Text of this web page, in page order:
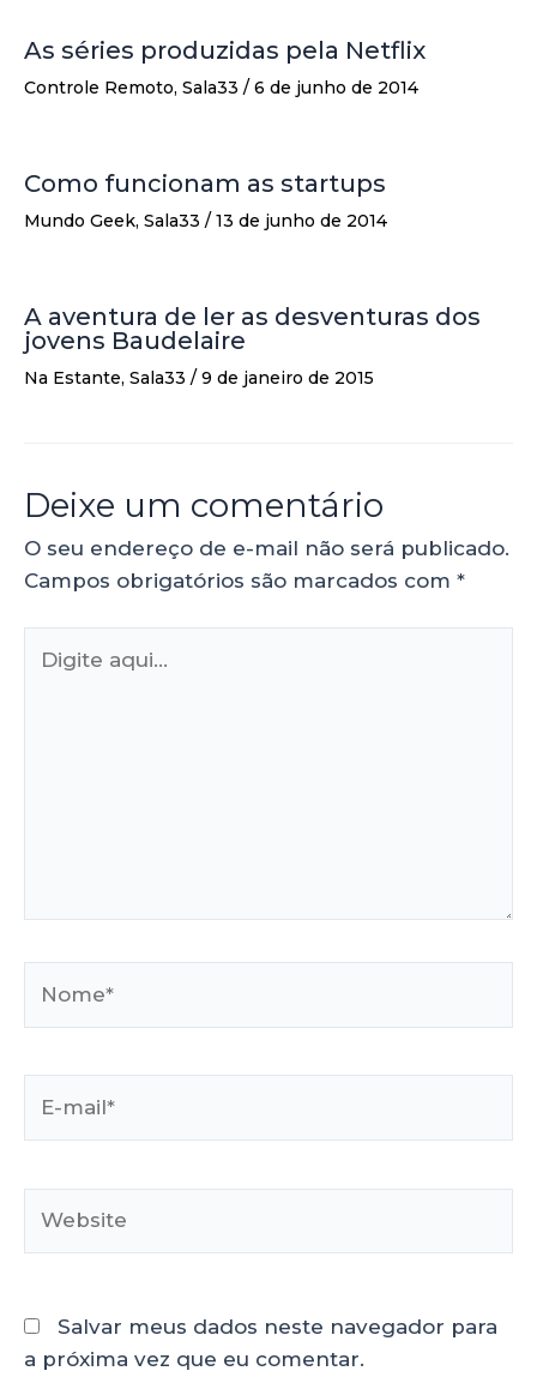
As séries produzidas pela Netflix
Controle Remoto, Sala33 / 6 de junho de 2014
Como funcionam as startups
Mundo Geek, Sala33 / 13 de junho de 2014
A aventura de ler as desventuras dos
jovens Baudelaire
Na Estante, Sala33 / 9 de janeiro de 2015
Deixe um comentário
O seu endereço de e-mail não será publicado.
Campos obrigatórios são marcados com *
Salvar meus dados neste navegador para
a próxima vez que eu comentar.